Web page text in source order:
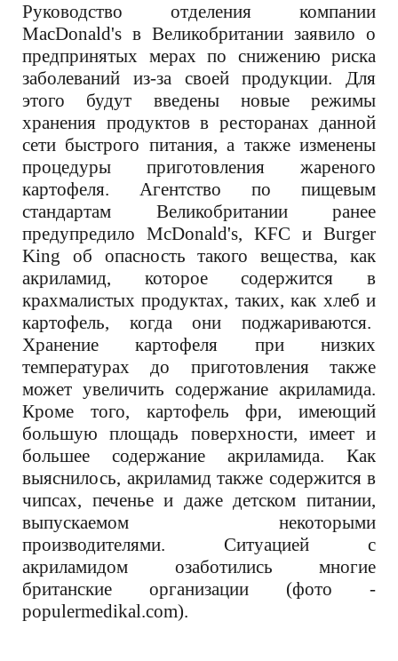
Руководство отделения компании
MacDonald's в Великобритании заявило о
предпринятых мерах по снижению риска
заболеваний из-за своей продукции. Для
этого будут введены новые режимы
хранения продуктов в ресторанах данной
сети быстрого питания, а также изменены
процедуры приготовления жареного
картофеля. Агентство по пищевым
стандартам Великобритании ранее
предупредило McDonald's, KFC и Burger
King об опасность такого вещества, как
акриламид, которое содержится в
крахмалистых продуктах, таких, как хлеб и
картофель, когда они поджариваются.
Хранение картофеля при низких
температурах до приготовления также
может увеличить содержание акриламида.
Кроме того, картофель фри, имеющий
большую площадь поверхности, имеет и
большее содержание акриламида. Как
выяснилось, акриламид также содержится в
чипсах, печенье и даже детском питании,
выпускаемом некоторыми
производителями. Ситуацией с
акриламидом озаботились многие
британские организации (фото -
populermedikal.com).